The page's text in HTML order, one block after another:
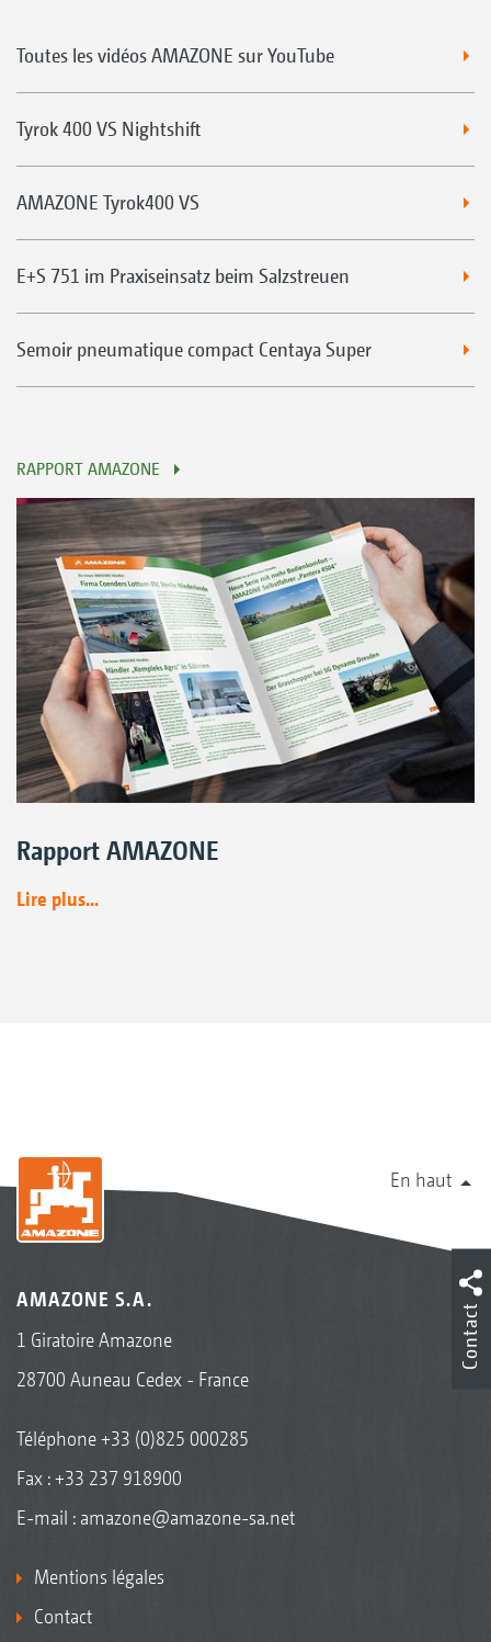
Toutes les vidéos AMAZONE sur YouTube
Tyrok 400 VS Nightshift
AMAZONE Tyrok400 VS
E+S 751 im Praxiseinsatz beim Salzstreuen
Semoir pneumatique compact Centaya Super
RAPPORT AMAZONE
Rapport AMAZONE
Lire plus...
En haut
AMAZONE S.A.
1 Giratoire Amazone
28700 Auneau Cedex - France
Téléphone+33 (0)825 000285
Fax : +33 237 918900
E-mail : amazone@amazone-sa.net
Mentions légales
Contact
Contact